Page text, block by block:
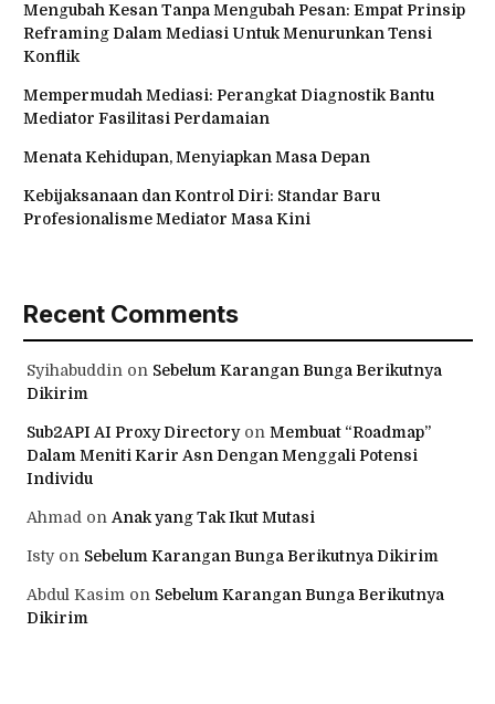
Mengubah Kesan Tanpa Mengubah Pesan: Empat Prinsip
Reframing Dalam Mediasi Untuk Menurunkan Tensi
Konflik
Mempermudah Mediasi: Perangkat Diagnostik Bantu
Mediator Fasilitasi Perdamaian
Menata Kehidupan, Menyiapkan Masa Depan
Kebijaksanaan dan Kontrol Diri: Standar Baru
Profesionalisme Mediator Masa Kini
Recent Comments
Syihabuddin on Sebelum Karangan Bunga Berikutnya
Dikirim
Sub2API AI Proxy Directoryon Membuat “Roadmap”
Dalam Meniti Karir Asn Dengan Menggali Potensi
Individu
Ahmad on Anak yang Tak Ikut Mutasi
Istyon Sebelum Karangan Bunga Berikutnya Dikirim
Abdul Kasim on Sebelum Karangan Bunga Berikutnya
Dikirim